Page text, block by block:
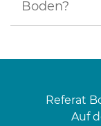
Boden?
Referat
Auf